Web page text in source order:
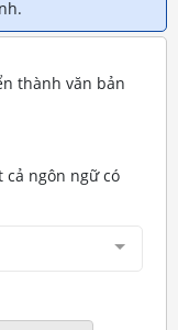
thành văn bản
cả ngôn ngữ có